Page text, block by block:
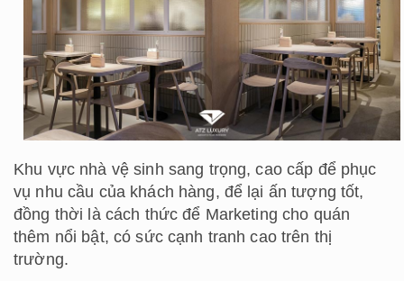
Khu vực nhà vệ sinh sang trọng, cao cấp để phục
vụ nhu cầu của khách hàng, để lại ấn tượng tốt,
đồng thời là cách thức để Marketing cho quán
thêm nổi bật, có sức cạnh tranh cao trên thị
trường.